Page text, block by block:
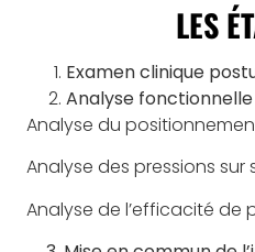
LES
Examen clinique
Analyse fonctionnelle
Analyse du
Analyse des pressions sur
Analyse de l’efficacité de